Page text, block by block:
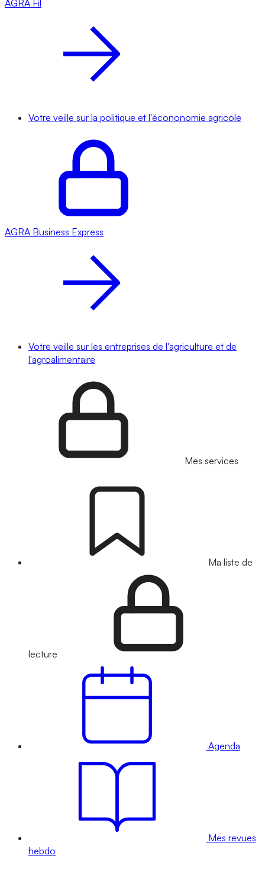
AGRA Fil
Votre veille sur la politique et l'écononomie agricole
AGRA Business Express
Votre veille sur les entreprises de l'agriculture et de
l'agroalimentaire
Mes services
Ma liste de
lecture
Agenda
Mes revues
hebdo